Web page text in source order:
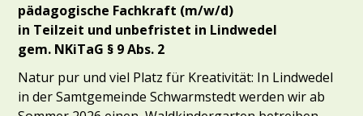
pädagogische Fachkraft (m/w/d)
in Teilzeit und unbefristet in Lindwedel
gem. NKiTaG § 9 Abs. 2
Natur pur und viel Platz für Kreativität: In Lindwedel
in der Samtgemeinde Schwarmstedt werden wir ab